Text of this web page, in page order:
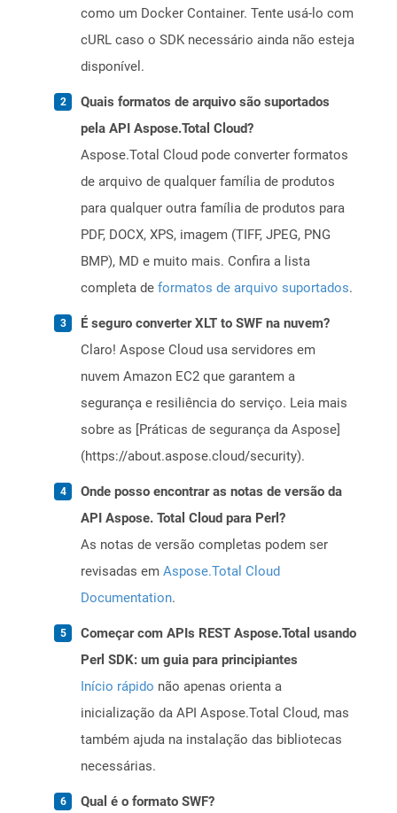
como um Docker Container. Tente usá-lo com
cURL caso o SDK necessário ainda não esteja
disponível.
Quais formatos de arquivo são suportados
pela API Aspose.Total Cloud?
Aspose.Total Cloud pode converter formatos
de arquivo de qualquer família de produtos
para qualquer outra família de produtos para
PDF, DOCX, XPS, imagem (TIFF, JPEG, PNG
BMP), MD e muito mais. Confira a lista
completa de formatos de arquivo suportados.
É seguro converter XLT to SWF na nuvem?
Claro! Aspose Cloud usa servidores em
nuvem Amazon EC2 que garantem a
segurança e resiliência do serviço. Leia mais
sobre as [Práticas de segurança da Aspose]
(https://about.aspose.cloud/security).
Onde posso encontrar as notas de versão da
API Aspose. Total Cloud para Perl?
As notas de versão completas podem ser
revisadas em Aspose.Total Cloud
Documentation.
Começar com APIs REST Aspose.Total usando
Perl SDK: um guia para principiantes
Início rápido não apenas orienta a
inicialização da API Aspose.Total Cloud, mas
também ajuda na instalação das bibliotecas
necessárias.
Qual é o formato SWF?